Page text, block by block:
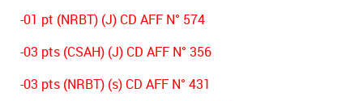
-01 pt (NRBT) (J) CD AFF N° 574
-03 pts (CSAH) (J) CD AFF N° 356
-03 pts (NRBT) (s) CD AFF N° 431